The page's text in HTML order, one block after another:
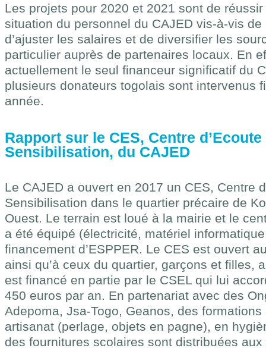
Les projets pour 2020 et 2021 sont de
situation du personnel du CAJED vis-à-vis
d’ajuster les salaires et de diversifier les
particulier auprès de partenaires locaux. En
actuellement le seul financeur significatif du
plusieurs donateurs togolais sont intervenus
année.
Rapport sur le CES, Centre d’Ecoute
Sensibilisation, du CAJED
Le CAJED a ouvert en 2017 un CES, Centre
Sensibilisation dans le quartier précaire de
Ouest. Le terrain est loué à la mairie et le
a été équipé (électricité, matériel
financement d’ESPPER. Le CES est ouvert
ainsi qu’à ceux du quartier, garçons et filles,
est financé en partie par le CSEL qui lui
450 euros par an. En partenariat avec des
Adepoma, Jsa-Togo, Geanos, des
artisanat (perlage, objets en pagne), en
des fournitures scolaires sont distribuées